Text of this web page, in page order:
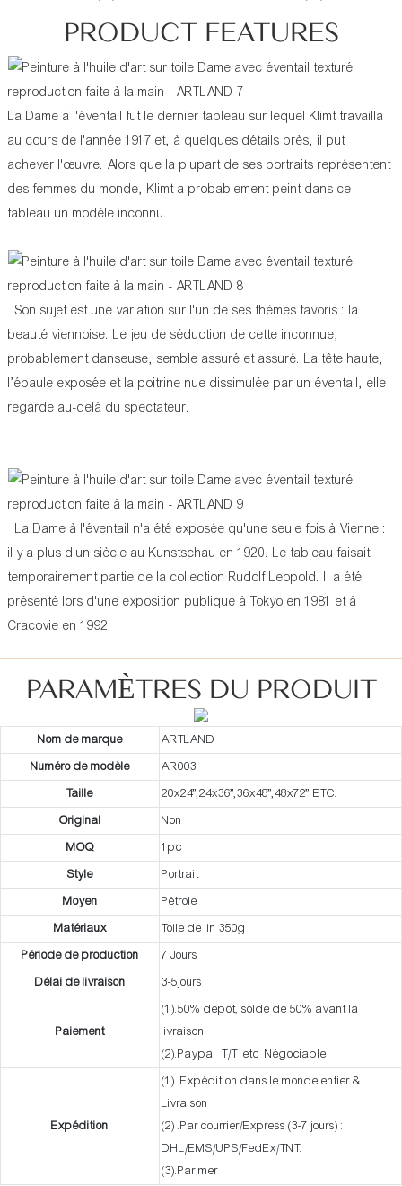
PRODUCT FEATURES
La Dame à l'éventail fut le dernier tableau sur lequel Klimt travailla
au cours de l'année 1917 et, à quelques détails près, il put
achever l'œuvre. Alors que la plupart de ses portraits représentent
des femmes du monde, Klimt a probablement peint dans ce
tableau un modèle inconnu.
Son sujet est une variation sur l'un de ses thèmes favoris : la
beauté viennoise. Le jeu de séduction de cette inconnue,
probablement danseuse, semble assuré et assuré. La tête haute,
l’épaule exposée et la poitrine nue dissimulée par un éventail, elle
regarde au-delà du spectateur.
La Dame à l'éventail n'a été exposée qu'une seule fois à Vienne :
il y a plus d'un siècle au Kunstschau en 1920. Le tableau faisait
temporairement partie de la collection Rudolf Leopold. Il a été
présenté lors d'une exposition publique à Tokyo en 1981 et à
Cracovie en 1992.
PARAMÈTRES DU PRODUIT
Nom de marque
ARTLAND
Numéro de modèle
AR003
Taille
20x24”,24x36”,36x48”,48x72” ETC.
Original
Non
MOQ
1pc
Style
Portrait
Moyen
Pétrole
Matériaux
Toile de lin 350g
Période de production
7 Jours
Délai de livraison
3-5jours
Paiement
(1).50% dépôt, solde de 50% avant la
livraison.
(2).Paypal T/T etc Négociable
Expédition
(1). Expédition dans le monde entier &
Livraison
(2) .Par courrier/Express (3-7 jours) :
DHL/EMS/UPS/FedEx/TNT.
(3).Par mer